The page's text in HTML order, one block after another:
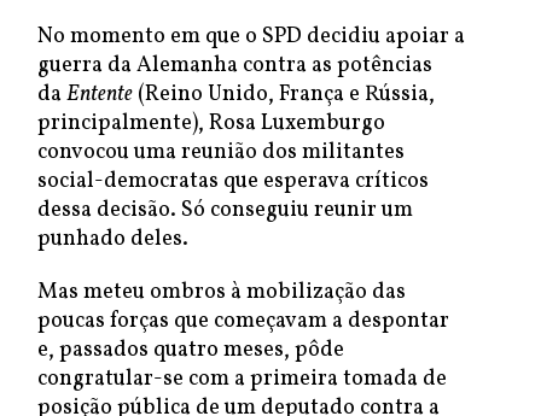
No momento em que o SPD decidiu apoiar a
guerra da Alemanha contra as potências
da Entente (Reino Unido, França e Rússia,
principalmente), Rosa Luxemburgo
convocou uma reunião dos militantes
social-democratas que esperava críticos
dessa decisão. Só conseguiu reunir um
punhado deles.
Mas meteu ombros à mobilização das
poucas forças que começavam a despontar
e, passados quatro meses, pôde
congratular-se com a primeira tomada de
posição pública de um deputado contra a